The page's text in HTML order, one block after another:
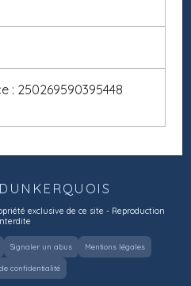
: 250269590395448
exclusive de ce site - Reproduction
Signaler un abus Mentions légales
confidentialité